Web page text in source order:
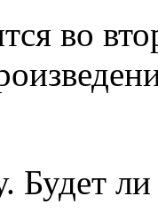
во
Будет